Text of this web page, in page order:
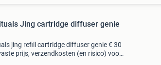
Jing cartridge diffuser genie
jing refill cartridge diffuser genie € 30
prijs, verzendkosten (en risico) voor